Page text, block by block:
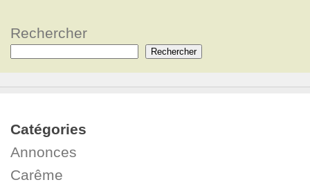
Rechercher
Rechercher
Catégories
Annonces
Carême